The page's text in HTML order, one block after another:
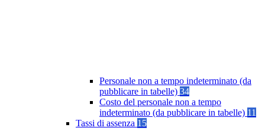
Personale non a tempo indeterminato (da
pubblicare in tabelle) 34
Costo del personale non a tempo
indeterminato (da pubblicare in tabelle) 11
Tassi di assenza 15